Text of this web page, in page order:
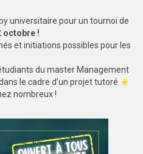
CO
Nantes
Conférence
universitaire pour un tournoi de
octobre !
et initiations possibles pour les
du master Management
le cadre d’un projet tutoré
nombreux !